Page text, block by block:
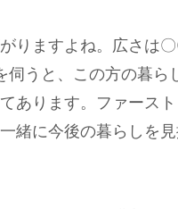
りますよね。広さは〇
うと、この方の暮ら
あります。ファース
緒に今後の暮らしを